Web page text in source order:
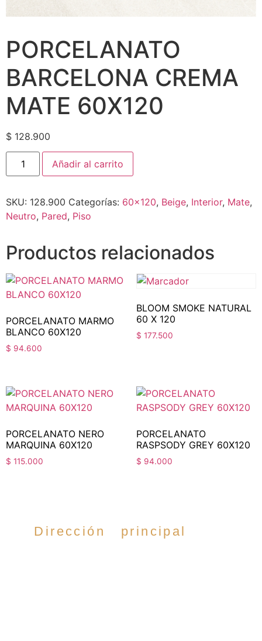
PORCELANATO
BARCELONA CREMA
MATE 60X120
$ 128.900
Añadir al carrito
SKU: 128.900 Categorías: 60x120, Beige, Interior, Mate,
Neutro, Pared, Piso
Productos relacionados
PORCELANATO MARMO
BLANCO 60X120
$ 94.600
BLOOM SMOKE NATURAL
60 X 120
$ 177.500
PORCELANATO NERO
MARQUINA 60X120
$ 115.000
PORCELANATO
RASPSODY GREY 60X120
$ 94.000
Dirección principal